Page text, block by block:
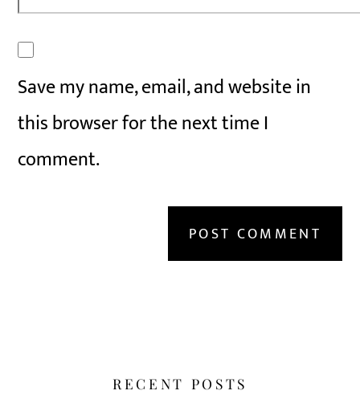
Save my name, email, and website in
this browser for the next time I
comment.
RECENT POSTS